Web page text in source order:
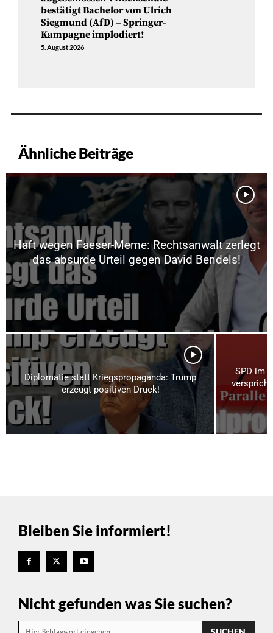
bestätigt Bachelor von Ulrich
Siegmund (AfD) – Springer-
Kampagne implodiert!
5. August 2026
Ähnliche Beiträge
Haft wegen Faeser-Meme: Rechtsanwalt zerlegt
das absurde Urteil gegen David Bendels!
Diplomatie statt Kriegspropaganda: Trump
erzeugt positiven Druck!
SPD im
Bleiben Sie informiert!
Nicht gefunden was Sie suchen?